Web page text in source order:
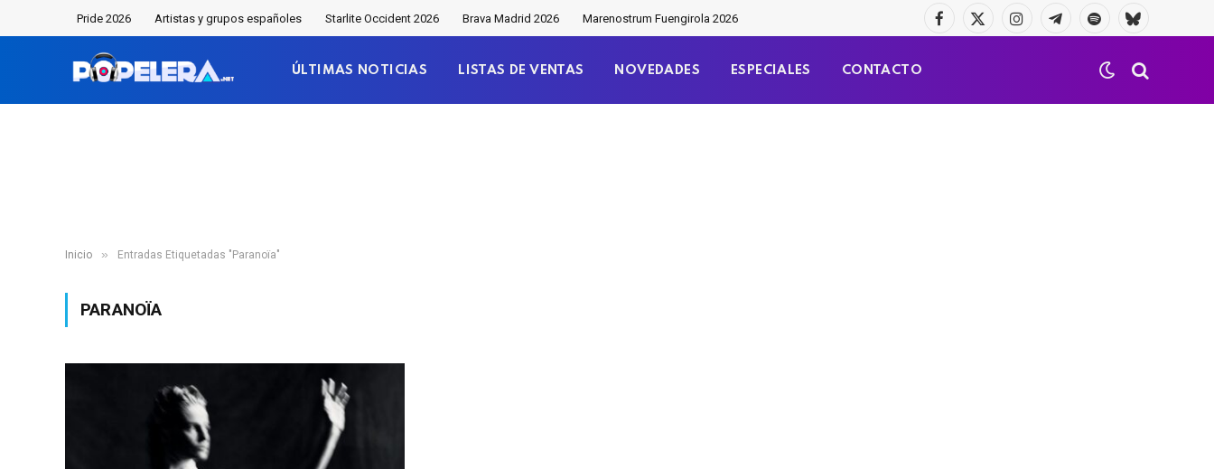
Pride 2026 Artistas y grupos españoles Starlite Occident 2026 Brava Madrid 2026 Marenostrum Fuengirola 2026
Facebook
X
InstagramTelegramaSpotifyBluesky
ÚLTIMAS NOTICIAS LISTAS DE VENTAS NOVEDADES ESPECIALES CONTACTO
Inicio » Entradas Etiquetadas "Paranoïa"
PARANOÏA